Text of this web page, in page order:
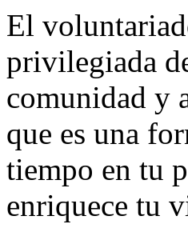
El
privilegiada
comunidad y
que es una
tiempo en tu
enriquece tu